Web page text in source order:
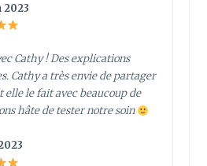
2023
Cathy ! Des explications
Cathy a très envie de partager
elle le fait avec beaucoup de
hâte de tester notre soin